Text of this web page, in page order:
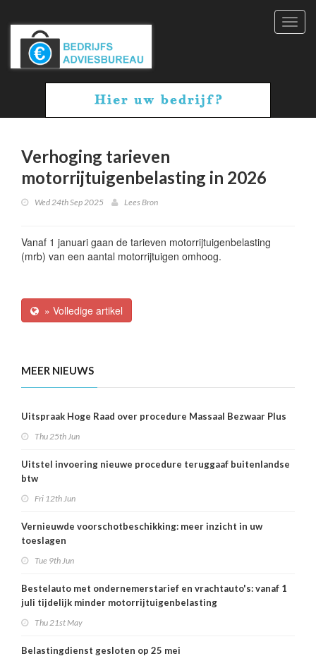
Verhoging tarieven
motorrijtuigenbelasting in 2026
Wed 24th Sep 2025 Lees Bron
Vanaf 1 januari gaan de tarieven motorrijtuigenbelasting
(mrb) van een aantal motorrijtuigen omhoog.
» Volledige artikel
MEER NIEUWS
Uitspraak Hoge Raad over procedure Massaal Bezwaar Plus
Thu 25th Jun
Uitstel invoering nieuwe procedure teruggaaf buitenlandse
btw
Fri 12th Jun
Vernieuwde voorschotbeschikking: meer inzicht in uw
toeslagen
Tue 9th Jun
Bestelauto met ondernemerstarief en vrachtauto's: vanaf 1
juli tijdelijk minder motorrijtuigenbelasting
Thu 21st May
Belastingdienst gesloten op 25 mei